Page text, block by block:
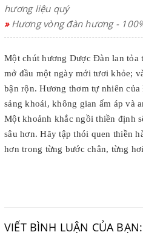
hương liệu quý
»Hương vòng đàn hương -
Một chút hương Dược Đàn lan tỏa
mở đầu một ngày mới tươi khỏe;
bận rộn. Hương thơm tự nhiên
sảng khoái, không gian ấm áp và
Một khoảnh khắc ngồi thiền định
sâu hơn. Hãy tập thói quen thiền
hơn trong từng bước chân, từng
VIẾT BÌNH LUẬN CỦA BẠN: